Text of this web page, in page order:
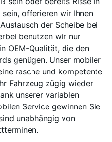
offerieren wir Ihnen
der Scheibe bei
benutzen wir nur
OEM-Qualität, die den
genügen. Unser mobiler
rasche und kompetente
Fahrzeug zügig wieder
unserer variablen
Service gewinnen Sie
unabhängig von